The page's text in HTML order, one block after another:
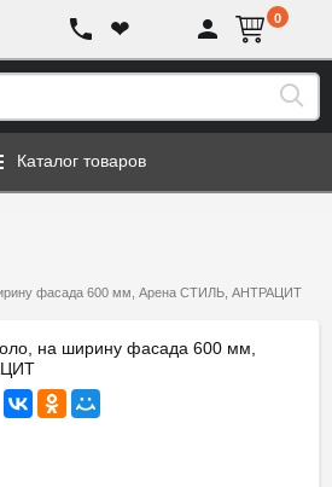
❤ 0
Каталог товаров
фасада 600 мм, Арена СТИЛЬ, АНТРАЦИТ
на ширину фасада 600 мм,